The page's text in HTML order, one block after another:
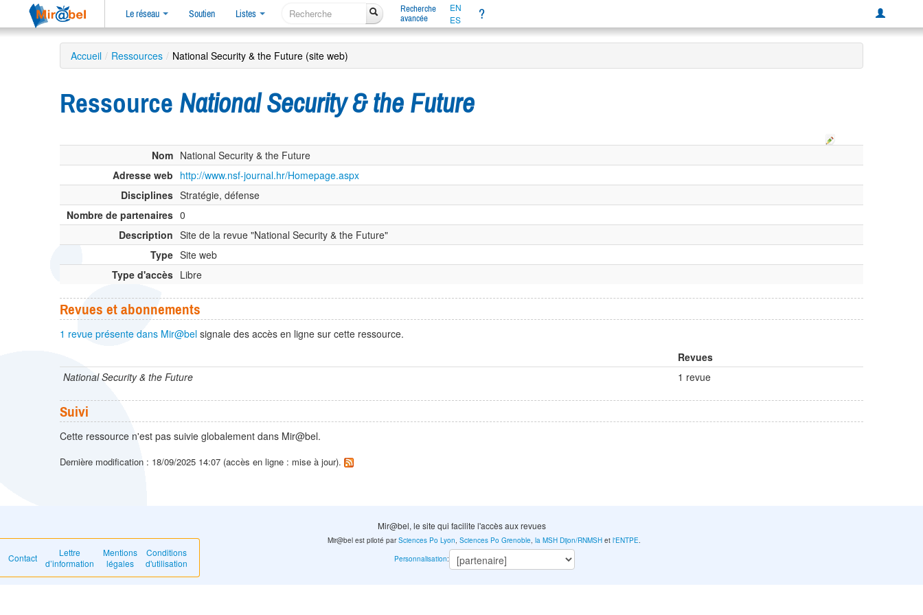
Le réseau Soutien Listes
Recherche
avancée
EN
ES
?
Accueil / Ressources / National Security & the Future (site web)
Ressource National Security & the Future
Nom National Security & the Future
Adresse web http://www.nsf-journal.hr/Homepage.aspx
Disciplines Stratégie, défense
Nombre de partenaires 0
Description Site de la revue "National Security & the Future"
Type Site web
Type d'accès Libre
Revues et abonnements
1 revue présente dans Mir@bel signale des accès en ligne sur cette ressource.
Revues
National Security & the Future
1 revue
Suivi
Cette ressource n'est pas suivie globalement dans Mir@bel.
Dernière modification : 18/09/2025 14:07 (accès en ligne : mise à jour).
Mir@bel, le site qui facilite l'accès aux revues
Contact
Lettre
d’information
Mentions
légales
Conditions
d'utilisation
Mir@bel est piloté parSciences Po Lyon,Sciences Po Grenoble,la MSH Dijon/RNMSH etl'ENTPE.
Personnalisation: